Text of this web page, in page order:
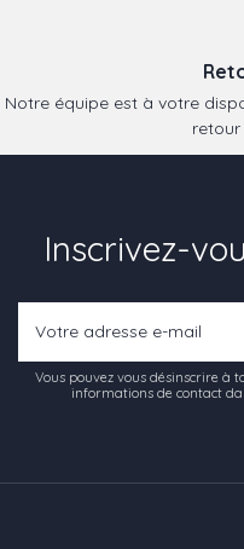
Notre équipe est à votre
Inscrivez-
Vous pouvez vous désinscrire à
informations de contact